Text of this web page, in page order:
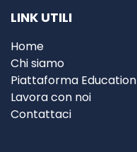
LINK UTILI
Home
Chi siamo
Piattaforma Education
Lavora con noi
Contattaci